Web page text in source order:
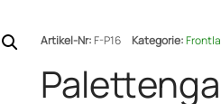
Artikel-Nr:F-P16 Kategorie: